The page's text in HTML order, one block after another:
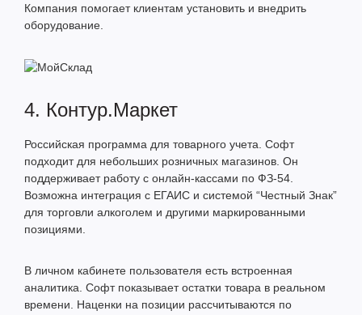
Компания помогает клиентам установить и внедрить
оборудование.
4. Контур.Маркет
Российская программа для товарного учета. Софт
подходит для небольших розничных магазинов. Он
поддерживает работу с онлайн-кассами по ФЗ-54.
Возможна интеграция с ЕГАИС и системой “Честный Знак”
для торговли алкоголем и другими маркированными
позициями.
В личном кабинете пользователя есть встроенная
аналитика. Софт показывает остатки товара в реальном
времени. Наценки на позиции рассчитываются по